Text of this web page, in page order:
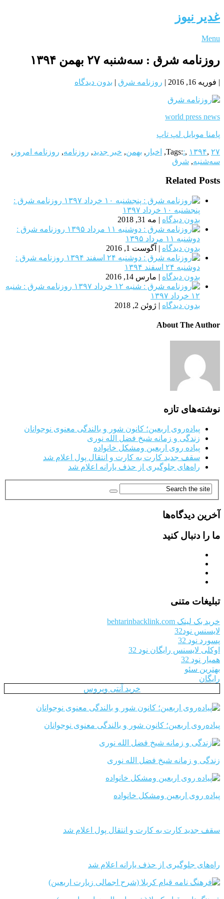
غدیر نیوز
Menu
روزنامه شرق : سه‌شنبه ۲۷ بهمن ۱۳۹۴
| فوریه 16, 2016 | روزنامه شرق | بدون دیدگاه
world press news
پامنا موبایل لپ تاپ
Tags::, ۱۳۹۴, ۲۷ , اخبار , بهمن, خبر جدید, روزنامه, روزنامه امروز ,
سه‌شنبه, شرق
Related Posts
روزنامه شرق :
پنجشنبه ۱۰ خرداد ۱۳۹۷
بدون دیدگاه | مه 31, 2018
روزنامه شرق :
دوشنبه ۱۱ مرداد ۱۳۹۵
بدون دیدگاه | آگوست 1, 2016
روزنامه شرق :
دوشنبه ۲۴ اسفند ۱۳۹۴
بدون دیدگاه | مارس 14, 2016
روزنامه شرق : شنبه
۱۲ خرداد ۱۳۹۷
بدون دیدگاه | ژوئن 2, 2018
About The Author
نوشته‌های تازه
پیاده‌روی اربعین؛ کانون شور و بالندگی معنوی نوجوانان
زندگی و زمانه شیخ فضل الله نوری
پیاده روی اربعین ومشکل خانواده
سقف جدید کارت به کارت و انتقال پول اعلام شد
راه‌های جلوگیری از حذف یارانه اعلام شد
آخرین دیدگاه‌ها
ما را دنبال کنید
تبلیغات متنی
خرید بک لینک behtarinbacklink.com
لایسنس نود32
پسورد نود 32
اوکلی لایسنس رایگان نود 32
همیار نود 32
بهترین سئو
رایگان
خرید آنتی ویروس
پیاده‌روی اربعین؛ کانون شور و بالندگی معنوی نوجوانان
زندگی و زمانه شیخ فضل الله نوری
پیاده روی اربعین ومشکل خانواده
سقف جدید کارت به کارت و انتقال پول اعلام شد
راه‌های جلوگیری از حذف یارانه اعلام شد